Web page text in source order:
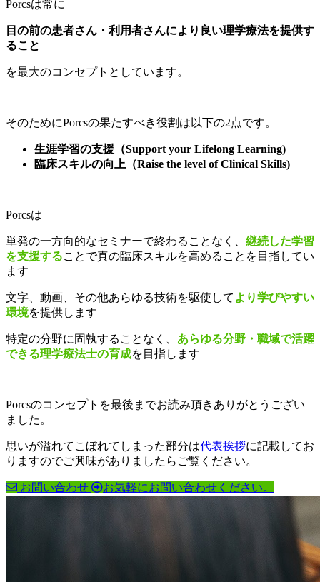
Porcsは常に
目の前の患者さん・利用者さんにより良い理学療法を提供す
ること
を最大のコンセプトとしています。
そのためにPorcsの果たすべき役割は以下の2点です。
生涯学習の支援（Support your Lifelong Learning)
臨床スキルの向上（Raise the level of Clinical Skills)
Porcsは
単発の一方向的なセミナーで終わることなく、 継続した学習
を支援することで真の臨床スキルを高めることを目指してい
ます
文字、動画、その他あらゆる技術を駆使して より学びやすい
環境を提供します
特定の分野に固執することなく、 あらゆる分野・職域で活躍
できる理学療法士の育成を目指します
Porcsのコンセプトを最後までお読み頂きありがとうござい
ました。
思いが溢れてこぼれてしまった部分は代表挨拶に記載してお
りますのでご興味がありましたらご覧ください。
お問い合わせ お気軽にお問い合わせください。